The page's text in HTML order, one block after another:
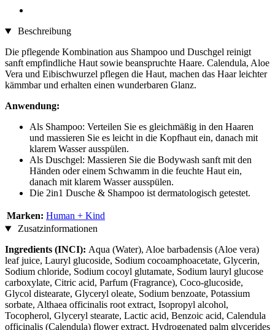
Beschreibung
Die pflegende Kombination aus Shampoo und Duschgel reinigt
sanft empfindliche Haut sowie beanspruchte Haare. Calendula, Aloe
Vera und Eibischwurzel pflegen die Haut, machen das Haar leichter
kämmbar und erhalten einen wunderbaren Glanz.
Anwendung:
Als Shampoo: Verteilen Sie es gleichmäßig in den Haaren
und massieren Sie es leicht in die Kopfhaut ein, danach mit
klarem Wasser ausspülen.
Als Duschgel: Massieren Sie die Bodywash sanft mit den
Händen oder einem Schwamm in die feuchte Haut ein,
danach mit klarem Wasser ausspülen.
Die 2in1 Dusche & Shampoo ist dermatologisch getestet.
Marken: Human + Kind
Zusatzinformationen
Ingredients (INCI): Aqua (Water), Aloe barbadensis (Aloe vera)
leaf juice, Lauryl glucoside, Sodium cocoamphoacetate, Glycerin,
Sodium chloride, Sodium cocoyl glutamate, Sodium lauryl glucose
carboxylate, Citric acid, Parfum (Fragrance), Coco-glucoside,
Glycol distearate, Glyceryl oleate, Sodium benzoate, Potassium
sorbate, Althaea officinalis root extract, Isopropyl alcohol,
Tocopherol, Glyceryl stearate, Lactic acid, Benzoic acid, Calendula
officinalis (Calendula) flower extract, Hydrogenated palm glycerides